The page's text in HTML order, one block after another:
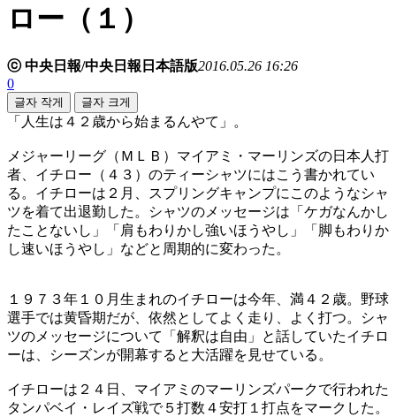
ロー（１）
ⓒ 中央日報/中央日報日本語版2016.05.26 16:26
0
글자 작게 글자 크게
「人生は４２歳から始まるんやて」。
メジャーリーグ（ＭＬＢ）マイアミ・マーリンズの日本人打
者、イチロー（４３）のティーシャツにはこう書かれてい
る。イチローは２月、スプリングキャンプにこのようなシャ
ツを着て出退勤した。シャツのメッセージは「ケガなんかし
たことないし」「肩もわりかし強いほうやし」「脚もわりか
し速いほうやし」などと周期的に変わった。
１９７３年１０月生まれのイチローは今年、満４２歳。野球
選手では黄昏期だが、依然としてよく走り、よく打つ。シャ
ツのメッセージについて「解釈は自由」と話していたイチロ
ーは、シーズンが開幕すると大活躍を見せている。
イチローは２４日、マイアミのマーリンズパークで行われた
タンパベイ・レイズ戦で５打数４安打１打点をマークした。